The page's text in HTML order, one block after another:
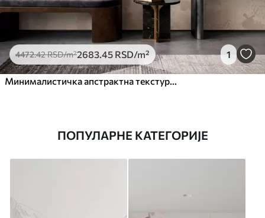
4472.42RSD/m²2683.45 RSD/m² 1
Минималистичка апстрактна текстура четкице у беж тоновима
ПОПУЛАРНЕ КАТЕГОРИЈЕ